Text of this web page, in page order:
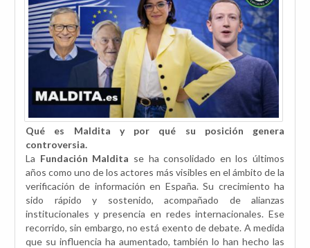
Qué es Maldita y por qué su posición genera
controversia.
La Fundación Maldita se ha consolidado en los últimos
años como uno de los actores más visibles en el ámbito de la
verificación de información en España. Su crecimiento ha
sido rápido y sostenido, acompañado de alianzas
institucionales y presencia en redes internacionales. Ese
recorrido, sin embargo, no está exento de debate. A medida
que su influencia ha aumentado, también lo han hecho las